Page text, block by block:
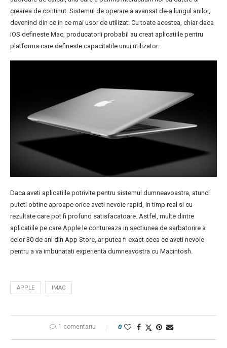
crearea de continut. Sistemul de operare a avansat de-a lungul anilor,
devenind din ce in ce mai usor de utilizat. Cu toate acestea, chiar daca
iOS defineste Mac, producatorii probabil au creat aplicatiile pentru
platforma care defineste capacitatile unui utilizator.
Daca aveti aplicatiile potrivite pentru sistemul dumneavoastra, atunci
puteti obtine aproape orice aveti nevoie rapid, in timp real si cu
rezultate care pot fi profund satisfacatoare. Astfel, multe dintre
aplicatiile pe care Apple le contureaza in sectiunea de sarbatorire a
celor 30 de ani din App Store, ar putea fi exact ceea ce aveti nevoie
pentru a va imbunatati experienta dumneavostra cu Macintosh.
APPLE IMAC
1 comentariu 0